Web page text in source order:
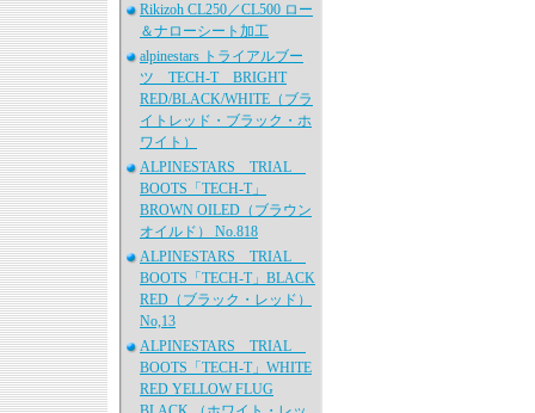
Rikizoh CL250／CL500 ロー
＆ナローシート加工
alpinestars トライアルブー
ツ TECH-T BRIGHT
RED/BLACK/WHITE（ブラ
イトレッド・ブラック・ホ
ワイト）
ALPINESTARS TRIAL
BOOTS「TECH-T」
BROWN OILED（ブラウン
オイルド） No.818
ALPINESTARS TRIAL
BOOTS「TECH-T」BLACK
RED（ブラック・レッド）
No,13
ALPINESTARS TRIAL
BOOTS「TECH-T」WHITE
RED YELLOW FLUG